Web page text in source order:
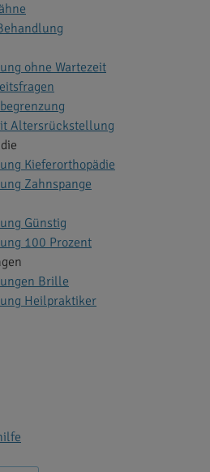
ohne Wartezeit
Altersrückstellung
Kieferorthopädie
Zahnspange
Günstig
100 Prozent
Brille
Heilpraktiker